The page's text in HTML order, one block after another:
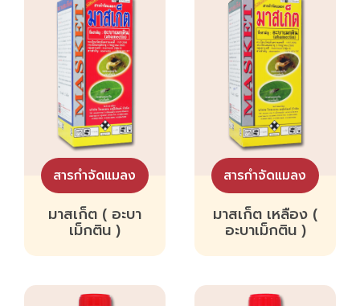
สารกำจัดแมลง
มาสเก็ต ( อะบา
เม็กติน )
สารกำจัดแมลง
มาสเก็ต เหลือง (
อะบาเม็กติน )